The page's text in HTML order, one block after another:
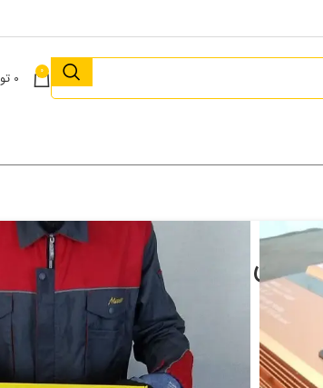
0
0
مبدل (کانورتر) برق اینتیمکس ۱۲ به ۲۲۰ ولت ۴۵٠٠